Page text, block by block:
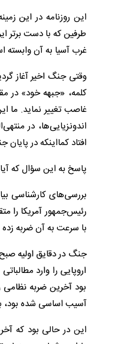
طرفین که با دست برتر
غرب آسیا به آن وابسته
وقتی جنگ اخیر آغاز
کلمه، «جبهه خود» در
غاصب تغییر نماید. ما
اندونزیایی‌ها، در
افتاد کمااینکه در
پاسخ به این سؤال که آیا
بررسی‌های کارشناسی
رئیس‌جمهور آمریکا را
با سرعت به آن ضربه زده
اروپایی را وارد
بود آخرین ضربه نظامی
آسیب اساسی شده بود،
این در حالی بود که